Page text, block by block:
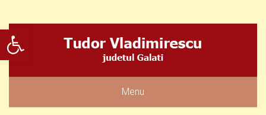
Deschide bara de unelte
Menu